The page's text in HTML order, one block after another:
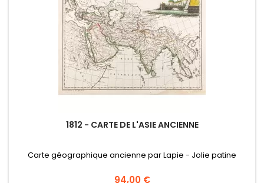
1812 - CARTE DE L'ASIE ANCIENNE
Carte géographique ancienne par Lapie - Jolie patine
Prix
94,00 €